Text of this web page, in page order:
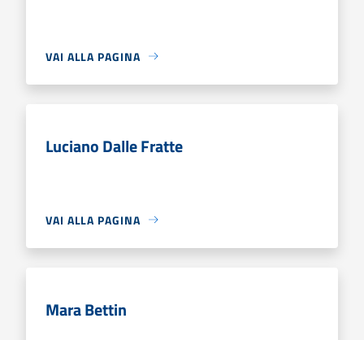
VAI ALLA PAGINA
Luciano Dalle Fratte
VAI ALLA PAGINA
Mara Bettin